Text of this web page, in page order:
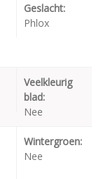
Geslacht:
Phlox
Veelkleurig
blad:
Nee
Wintergroen:
Nee